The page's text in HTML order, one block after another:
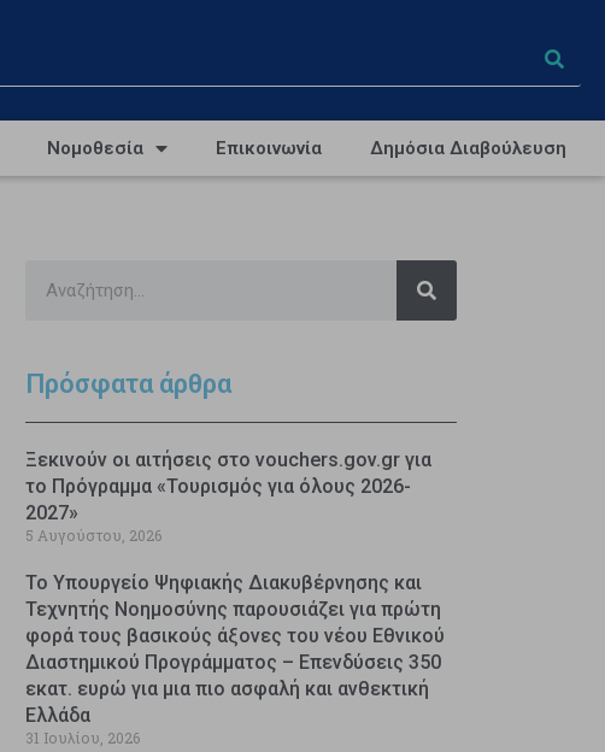
Νομοθεσία Επικοινωνία Δημόσια Διαβούλευση
Πρόσφατα άρθρα
Ξεκινούν οι αιτήσεις στο vouchers.gov.gr για
το Πρόγραμμα «Τουρισμός για όλους 2026-
2027»
5 Αυγούστου, 2026
Το Υπουργείο Ψηφιακής Διακυβέρνησης και
Τεχνητής Νοημοσύνης παρουσιάζει για πρώτη
φορά τους βασικούς άξονες του νέου Εθνικού
Διαστημικού Προγράμματος – Επενδύσεις 350
εκατ. ευρώ για μια πιο ασφαλή και ανθεκτική
Ελλάδα
31 Ιουλίου, 2026